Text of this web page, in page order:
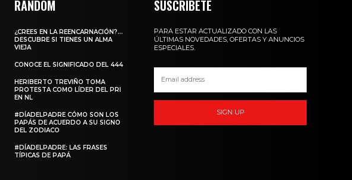
RANDOM
¿CREES EN LA REENCARNACIÓN?…
DESCUBRE SI TIENES UN ALMA
VIEJA
CONOCE EL SIGNIFICADO DEL 444
HERIBERTO TREVIÑO TOMA
PROTESTA COMO LÍDER DEL PRI
EN NL
#DÍADELPADRE CÓMO SON LOS
PAPÁS DE ACUERDO A SU SIGNO
DEL ZODIACO
#DÍADELPADRE: LAS FRASES
TÍPICAS DE PAPÁ
SUSCRIBETE
PARA ESTAR ACTUALIZADO CON LAS
ÚLTIMAS NOVEDADES, OFERTAS Y ANUNCIOS
ESPECIALES.
SIGN UP